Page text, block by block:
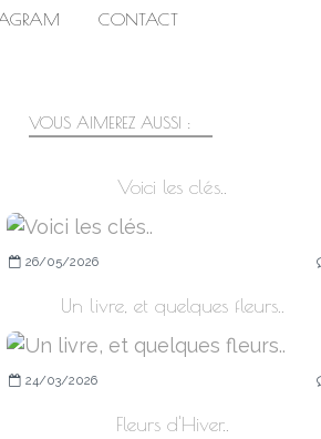
CONTACT
VOUS AIMEREZ AUSSI :
Voici les clés..
26/05/2026
Un livre, et quelques fleurs..
24/03/2026
Fleurs d'Hiver..